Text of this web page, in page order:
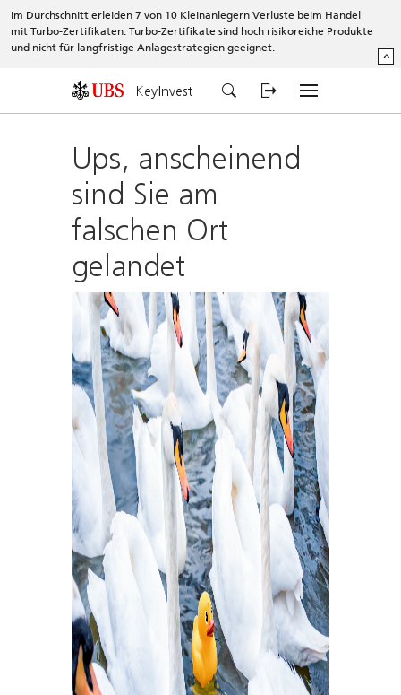
Im Durchschnitt erleiden 7 von 10 Kleinanlegern Verluste beim Handel
mit Turbo-Zertifikaten. Turbo-Zertifikate sind hoch risikoreiche Produkte
und nicht für langfristige Anlagestrategien geeignet.
^
KeyInvest
Ups, anscheinend
sind Sie am
falschen Ort
gelandet